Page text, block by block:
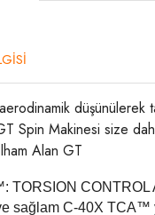
düşünülerek
Spin Makinesi size
Alan GT
TORSION CONTROL
sağlam C-40X TCA™